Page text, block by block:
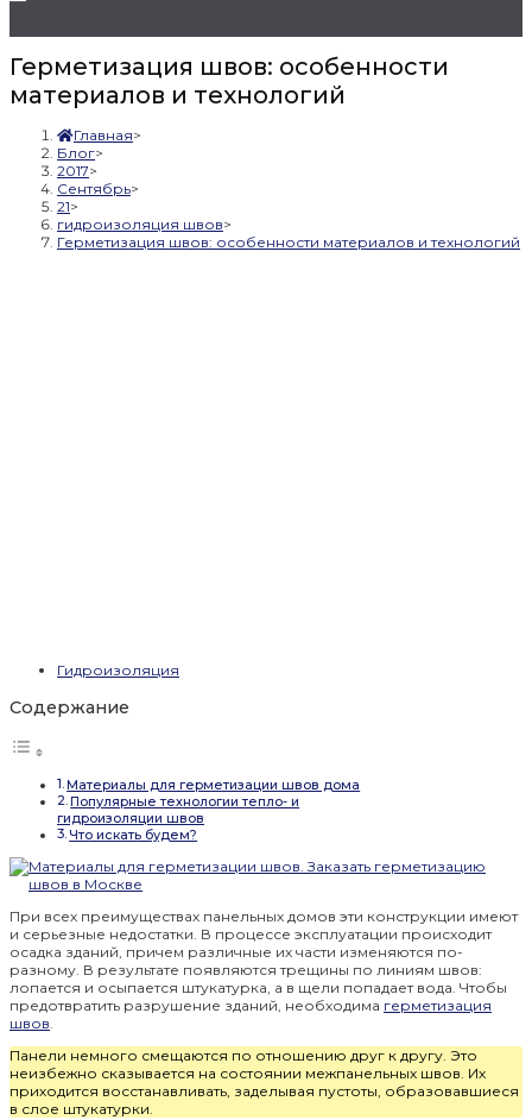
Герметизация швов: особенности
материалов и технологий
Главная>
Блог>
2017>
Сентябрь>
21>
гидроизоляция швов>
Герметизация швов: особенности материалов и технологий
Гидроизоляция
Содержание
Материалы для герметизации швов дома
Популярные технологии тепло- и
гидроизоляции швов
Что искать будем?
При всех преимуществах панельных домов эти конструкции имеют
и серьезные недостатки. В процессе эксплуатации происходит
осадка зданий, причем различные их части изменяются по-
разному. В результате появляются трещины по линиям швов:
лопается и осыпается штукатурка, а в щели попадает вода. Чтобы
предотвратить разрушение зданий, необходима герметизация
швов.
Панели немного смещаются по отношению друг к другу. Это
неизбежно сказывается на состоянии межпанельных швов. Их
приходится восстанавливать, заделывая пустоты, образовавшиеся
в слое штукатурки.